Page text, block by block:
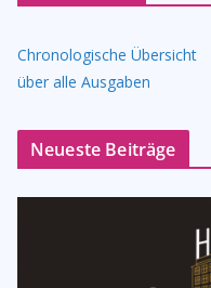
Chronologische Übersicht
über alle Ausgaben
Neueste Beiträge